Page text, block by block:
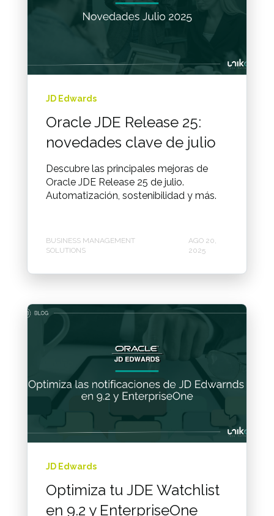
JD Edwards
Oracle JDE Release 25:
novedades clave de julio
Descubre las principales mejoras de
Oracle JDE Release 25 de julio.
Automatización, sostenibilidad y más.
BUSINESS MANAGEMENT
SOLUTIONS
AGO 20,
2025
JD Edwards
Optimiza tu JDE Watchlist
en 9.2 y EnterpriseOne